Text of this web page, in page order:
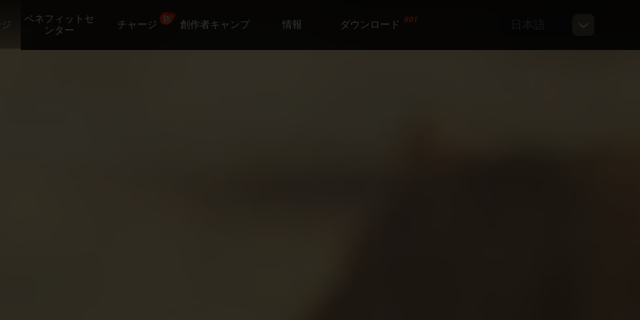
ベネフィットセ
ンター
チャージ 創作者キャンプ 情報 ダウンロード